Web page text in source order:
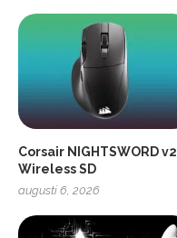
Corsair NIGHTSWORD v2
Wireless SD
augusti 6, 2026